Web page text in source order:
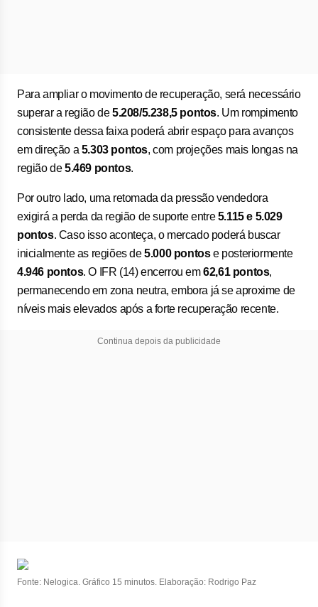
Para ampliar o movimento de recuperação, será necessário
superar a região de5.208/5.238,5 pontos. Um rompimento
consistente dessa faixa poderá abrir espaço para avanços
em direção a 5.303 pontos, com projeções mais longas na
região de5.469 pontos.
Por outro lado, uma retomada da pressão vendedora
exigirá a perda da região de suporte entre5.115 e 5.029
pontos. Caso isso aconteça, o mercado poderá buscar
inicialmente as regiões de5.000 pontose posteriormente
4.946 pontos. O IFR (14) encerrou em62,61 pontos,
permanecendo em zona neutra, embora já se aproxime de
níveis mais elevados após a forte recuperação recente.
Continua depois da publicidade
Fonte: Nelogica. Gráfico 15 minutos. Elaboração: Rodrigo Paz